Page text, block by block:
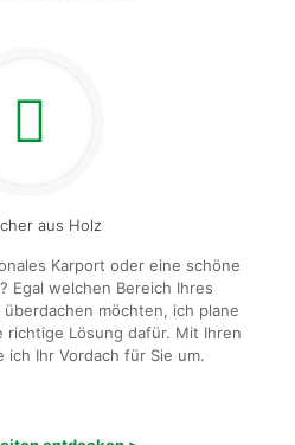
aus Holz
Karport oder eine schöne
Egal welchen Bereich Ihres
möchten, ich plane
richtige Lösung dafür. Mit Ihren
ich Ihr Vordach für Sie um.